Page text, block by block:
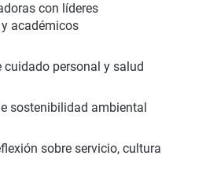
con líderes
académicos
cuidado personal y salud
sostenibilidad ambiental
sobre servicio, cultura